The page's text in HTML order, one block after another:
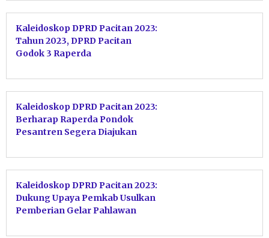
Kaleidoskop DPRD Pacitan 2023:
Tahun 2023, DPRD Pacitan
Godok 3 Raperda
Kaleidoskop DPRD Pacitan 2023:
Berharap Raperda Pondok
Pesantren Segera Diajukan
Kaleidoskop DPRD Pacitan 2023:
Dukung Upaya Pemkab Usulkan
Pemberian Gelar Pahlawan
Dimyati